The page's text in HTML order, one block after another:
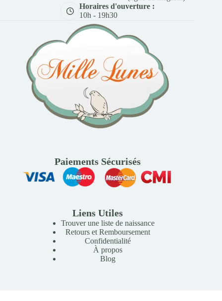
Horaires d'ouverture :
10h - 19h30
Paiements Sécurisés
Liens Utiles
Trouver une liste de naissance
Retours et Remboursement
Confidentialité
À propos
Blog